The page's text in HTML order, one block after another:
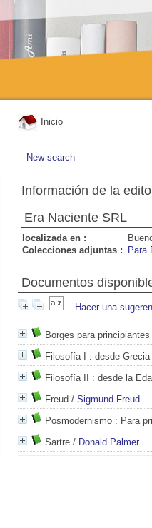
Inicio
New search
Información de la
Era Naciente SRL
localizada en :
Colecciones adjuntas :
Para
Documentos
Hacer una
Borges para principiantes
Filosofía I
: desde
Filosofía II
: desde la
Freud / Sigmund Freud
Posmodernismo : Para
Sartre / Donald Palmer